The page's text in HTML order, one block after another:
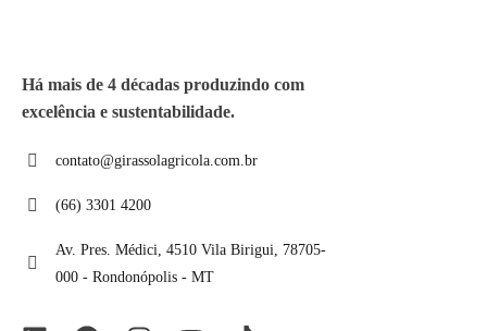
Há mais de 4 décadas produzindo com
excelência e sustentabilidade.
contato@girassolagricola.com.br
(66) 3301 4200
Av. Pres. Médici, 4510 Vila Birigui, 78705-
000 - Rondonópolis - MT